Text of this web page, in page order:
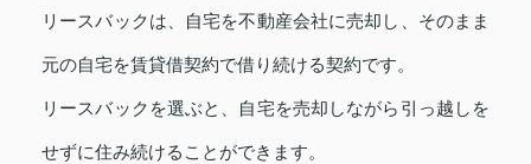
リースバックは、自宅を不動産会社に売却し、そのまま
元の自宅を賃貸借契約で借り続ける契約です。
リースバックを選ぶと、自宅を売却しながら引っ越しを
せずに住み続けることができます。